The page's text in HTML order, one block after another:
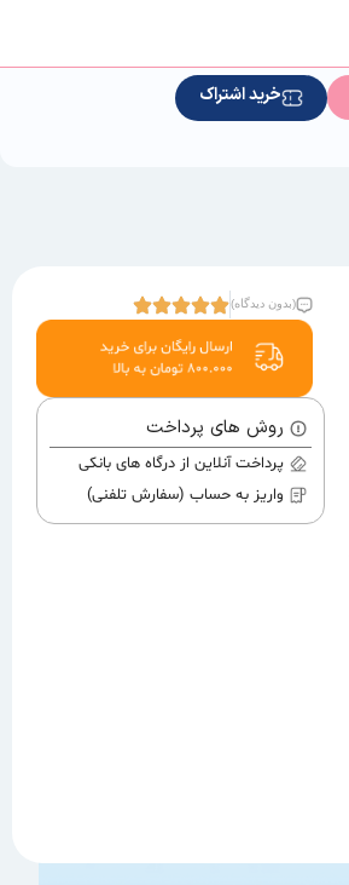
خرید اشتراک
(بدون دیدگاه)
روش های پرداخت
پرداخت آنلاین از درگاه های بانکی
واریز به حساب (سفارش تلفنی)